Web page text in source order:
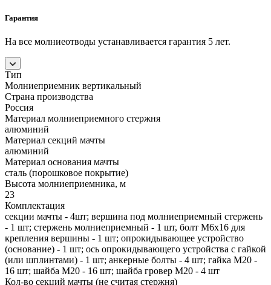
Гарантия
На все молниеотводы устанавливается гарантия 5 лет.
Тип
Молниеприемник вертикальный
Страна производства
Россия
Материал молниеприемного стержня
алюминий
Материал секций мачты
алюминий
Материал основания мачты
сталь (порошковое покрытие)
Высота молниеприемника, м
23
Комплектация
секции мачты - 4шт; вершина под молниеприемный стержень
- 1 шт; стержень молниеприемный - 1 шт, болт М6х16 для
крепления вершины - 1 шт; опрокидывающее устройство
(основание) - 1 шт; ось опрокидывающего устройства с гайкой
(или шплинтами) - 1 шт; анкерные болты - 4 шт; гайка М20 -
16 шт; шайба М20 - 16 шт; шайба гровер М20 - 4 шт
Кол-во секций мачты (не считая стержня)